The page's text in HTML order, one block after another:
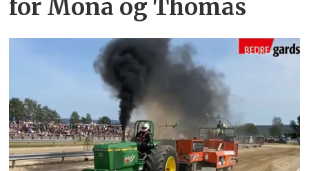
for Mona og Thomas